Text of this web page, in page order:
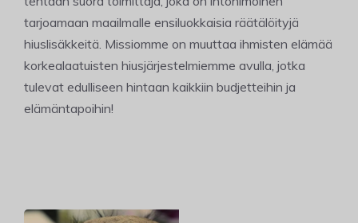
tarjoamaan maailmalle ensiluokkaisia räätälöityjä
hiuslisäkkeitä. Missiomme on muuttaa ihmisten elämää
korkealaatuisten hiusjärjestelmiemme avulla, jotka
tulevat edulliseen hintaan kaikkiin budjetteihin ja
elämäntapoihin!